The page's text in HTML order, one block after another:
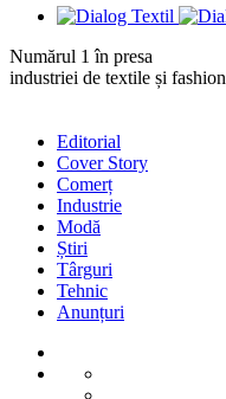
Numărul 1 în presa
industriei de textile și fashion
Editorial
Cover Story
Comerț
Industrie
Modă
Știri
Târguri
Tehnic
Anunțuri